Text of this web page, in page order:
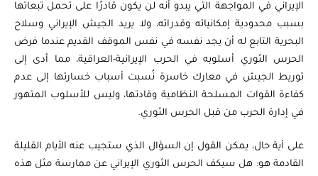
الإيراني في المواجهة التي يبدو أنه لن يكون قادرًا على تحمل تبعاتها
بسبب محدودية إمكانياته وقدراته، ولا يريد الجيش الإيراني وسلاح
البحرية التابع له أن يجد نفسه في نفس الموقف القديم عندما فرض
الحرس الثوري أسلوبه في الحرب الإيرانية-العراقية، مما أدى إلى
توريط الجيش في معارك خاسرة نُسبت أسباب خسارتها إلى عدم
كفاءة القوات المسلحة النظامية وقادتها، وليس للأسلوب المتهور
في إدارة الحرب من قبل الحرس الثوري.
على أية حال، يمكن القول إن السؤال الذي ستجيب عنه الأيام القليلة
القادمة هو: هل سيكف الحرس الثوري الإيراني عن ممارسة مثل هذه